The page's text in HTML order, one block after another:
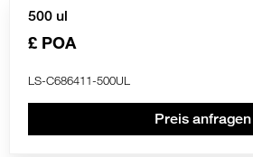
500 ul
£ POA
LS-C686411-500UL
Preis anfragen